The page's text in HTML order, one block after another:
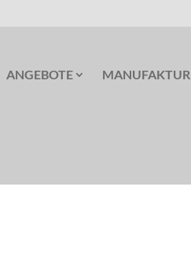
ANGEBOTE MANUFAKTUR